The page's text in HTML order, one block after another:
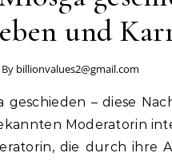
und
billionvalues2@gmail.com
Moderatorin
die durch ihre